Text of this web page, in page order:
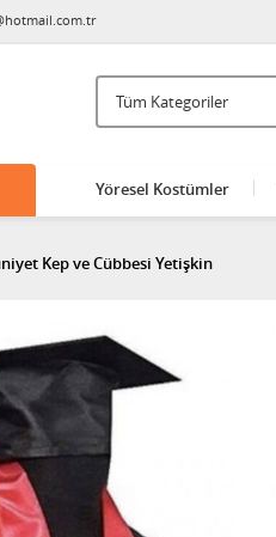
Yöresel Kostümler
Kep ve Cübbesi Yetişkin